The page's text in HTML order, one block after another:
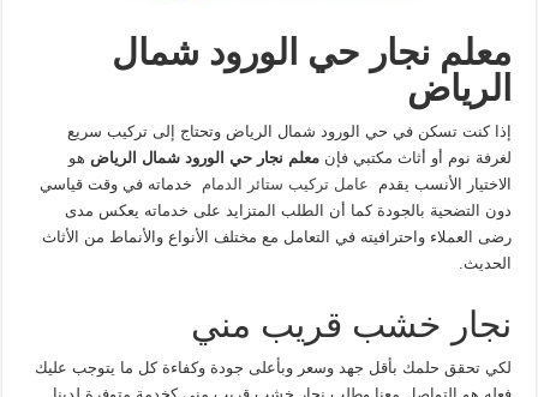
معلم نجار حي الورود شمال
الرياض
إذا كنت تسكن في حي الورود شمال الرياض وتحتاج إلى تركيب سريع
لغرفة نوم أو أثاث مكتبي فإنمعلم نجار حي الورود شمال الرياض هو
الاختيار الأنسب يقدم عامل تركيب ستائر الدمام خدماته في وقت قياسي
دون التضحية بالجودة كما أن الطلب المتزايد على خدماته يعكس مدى
رضى العملاء واحترافيته في التعامل مع مختلف الأنواع والأنماط من الأثاث
الحديث.
نجار خشب قريب مني
لكي تحقق حلمك بأقل جهد وسعر وبأعلى جودة وكفاءة كل ما يتوجب عليك